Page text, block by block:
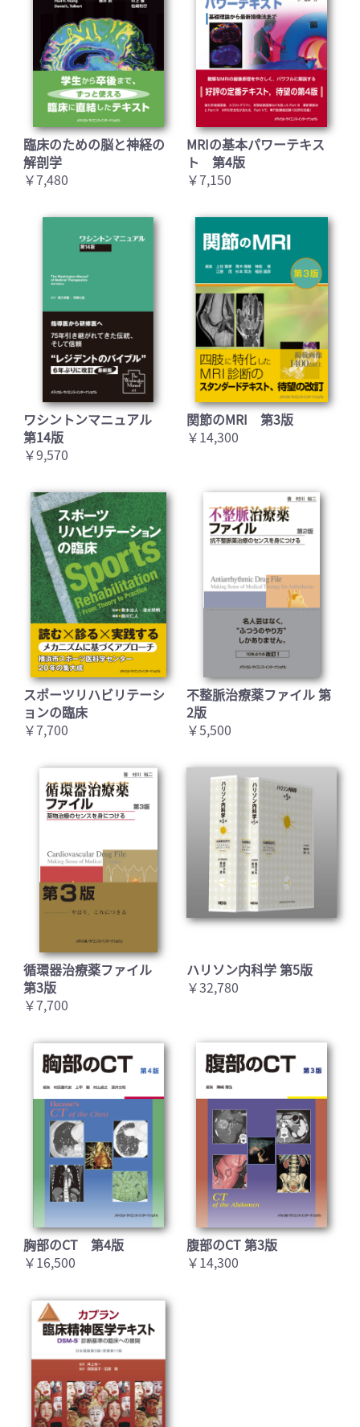
臨床のための脳と神経の
解剖学
￥7,480
MRIの基本パワーテキス
ト 第4版
￥7,150
ワシントンマニュアル
第14版
￥9,570
関節のMRI 第3版
￥14,300
スポーツリハビリテーシ
ョンの臨床
￥7,700
不整脈治療薬ファイル 第
2版
￥5,500
循環器治療薬ファイル
第3版
￥7,700
ハリソン内科学 第5版
￥32,780
胸部のCT 第4版
￥16,500
腹部のCT 第3版
￥14,300